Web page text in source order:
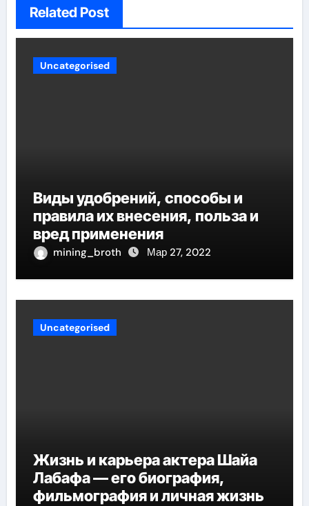
Related Post
Uncategorised
Виды удобрений, способы и
правила их внесения, польза и
вред применения
mining_broth Мар 27, 2022
Uncategorised
Жизнь и карьера актера Шайа
Лабафа — его биография,
фильмография и личная жизнь